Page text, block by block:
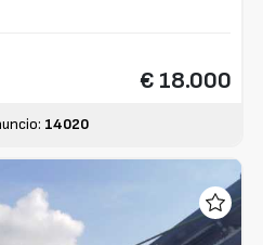
€ 18.000
14020